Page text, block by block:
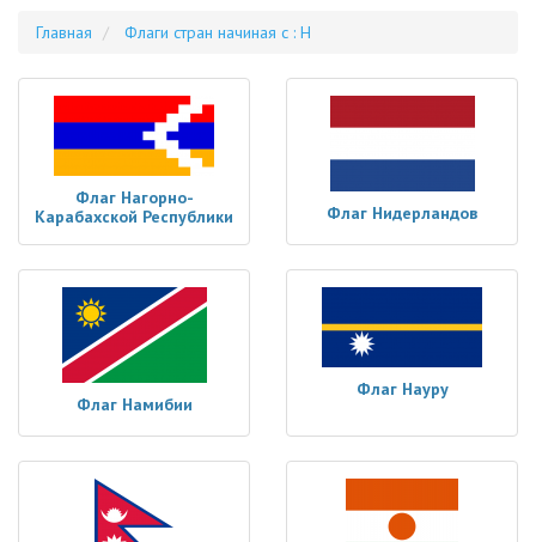
Главная Флаги стран начиная с : Н
Флаг Нагорно-
Карабахской Республики
Флаг Нидерландов
Флаг Намибии
Флаг Науру